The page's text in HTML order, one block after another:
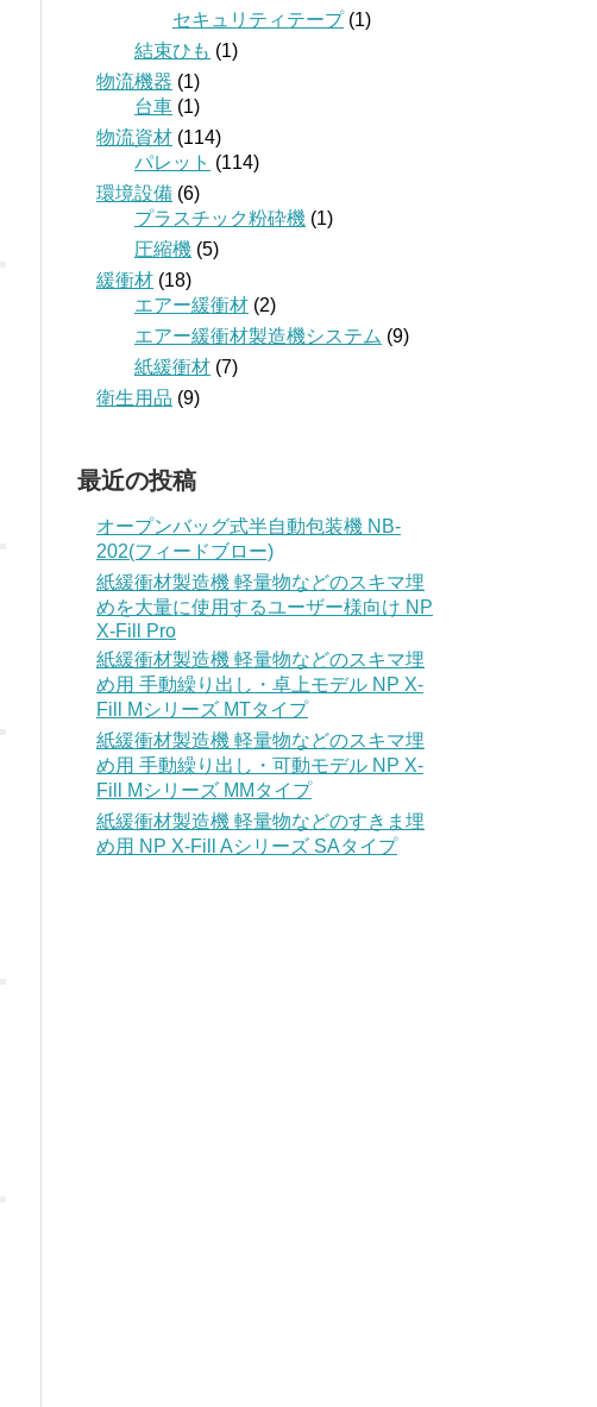
セキュリティテープ(1)
結束ひも (1)
物流機器 (1)
台車 (1)
物流資材 (114)
パレット (114)
環境設備 (6)
プラスチック粉砕機 (1)
圧縮機 (5)
緩衝材 (18)
エアー緩衝材 (2)
エアー緩衝材製造機システム (9)
紙緩衝材 (7)
衛生用品 (9)
最近の投稿
オープンバッグ式半自動包装機 NB-
202(フィードブロー)
紙緩衝材製造機 軽量物などのスキマ埋
めを大量に使用するユーザー様向け NP
X-Fill Pro
紙緩衝材製造機 軽量物などのスキマ埋
め用 手動繰り出し・卓上モデル NP X-
Fill Mシリーズ MTタイプ
紙緩衝材製造機 軽量物などのスキマ埋
め用 手動繰り出し・可動モデル NP X-
Fill Mシリーズ MMタイプ
紙緩衝材製造機 軽量物などのすきま埋
め用 NP X-Fill Aシリーズ SAタイプ